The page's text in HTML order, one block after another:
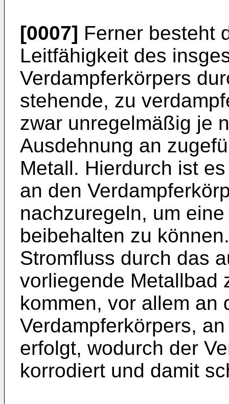
[0007] Ferner besteht
Leitfähigkeit des
Verdampferkörpers
stehende, zu
zwar unregelmäßig je
Ausdehnung an
Metall. Hierdurch ist
an den
nachzuregeln, um
beibehalten zu
Stromfluss durch das
vorliegende Metallbad
kommen, vor allem an
Verdampferkörpers,
erfolgt, wodurch der
korrodiert und damit